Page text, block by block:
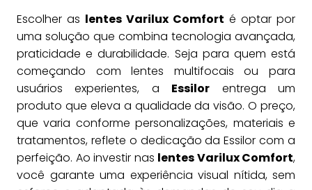
Escolher as lentes Varilux Comfort é optar por
uma solução que combina tecnologia avançada,
praticidade e durabilidade. Seja para quem está
começando com lentes multifocais ou para
usuários experientes, a Essilor entrega um
produto que eleva a qualidade da visão. O preço,
que varia conforme personalizações, materiais e
tratamentos, reflete o dedicação da Essilor com a
perfeição. Ao investir nas lentes Varilux Comfort,
você garante uma experiência visual nítida, sem